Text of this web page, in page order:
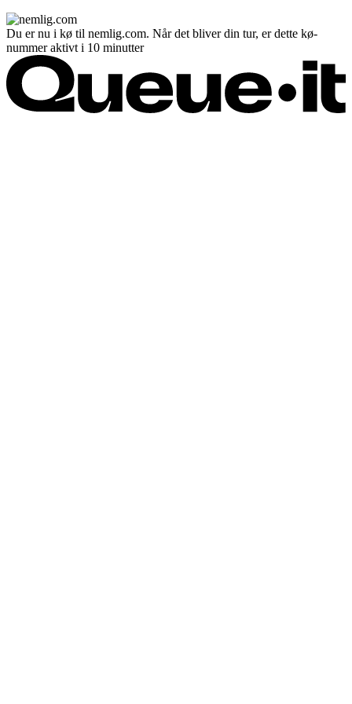
Du er nu i kø til nemlig.com. Når det bliver din tur, er dette kø-
nummer aktivt i 10 minutter